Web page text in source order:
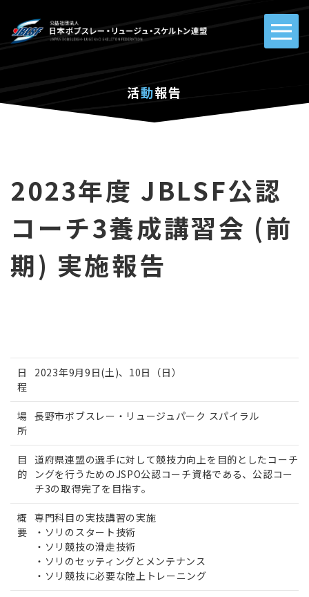
活動報告
2023年度 JBLSF公認
コーチ3養成講習会 (前
期) 実施報告
日
程
2023年9月9日(土)、10日（日）
場
所
長野市ボブスレー・リュージュパーク スパイラル
目
的
道府県連盟の選手に対して競技力向上を目的としたコーチ
ングを行うためのJSPO公認コーチ資格である、公認コー
チ3の取得完了を目指す。
概
要
専門科目の実技講習の実施
・ソリのスタート技術
・ソリ競技の滑走技術
・ソリのセッティングとメンテナンス
・ソリ競技に必要な陸上トレーニング